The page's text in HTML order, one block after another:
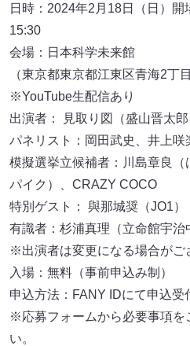
日時：2024年2月18日（日）
15:30
会場：日本科学未来館
（東京都東京都江東区青海2丁
※YouTube生配信あり
出演者： 見取り図（盛山晋太郎
パネリスト：岡田武史、井上咲
模擬選挙立候補者：川島章良（
パイク）、CRAZY COCO
特別ゲスト： 與那城奨（JO1）
有識者：杉浦真理（立命館宇治
※出演者は変更になる場合がご
入場：無料（事前申込み制）
申込方法：FANY IDにて申込受
※応募フォームから必要事項を
い。